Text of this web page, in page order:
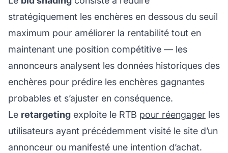
stratégiquement les enchères en dessous du seuil
maximum pour améliorer la rentabilité tout en
maintenant une position compétitive — les
annonceurs analysent les données historiques des
enchères pour prédire les enchères gagnantes
probables et s’ajuster en conséquence.
Le retargeting exploite le RTB pour réengager les
utilisateurs ayant précédemment visité le site d’un
annonceur ou manifesté une intention d’achat.